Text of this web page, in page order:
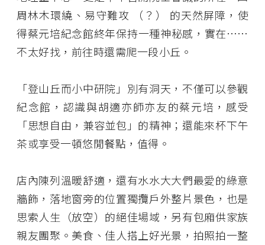
周林木環繞、易守難攻 （？） 的天然屏障，使
得蔡元培紀念館終年保持一種神秘感，實在……
不太好找，前往時還需爬一段小丘。
「登山丘而小中研院」別有洞天，不僅可以參觀
紀念館，認識與胡適亦師亦友的蔡元培，感受
「思想自由，兼容並包」的精神；還能來杯下午
茶或享受一頓悠閒餐點，值得。
店內陳列溫暖舒適，還有水水大大們最愛的綠意
牆飾，落地窗旁的位置獨攬戶外整片景色，也是
思索人生（放空）的絕佳場域，另有包廂供家族
親友團聚。美食、佳人搭上好光景，拍照拍一整